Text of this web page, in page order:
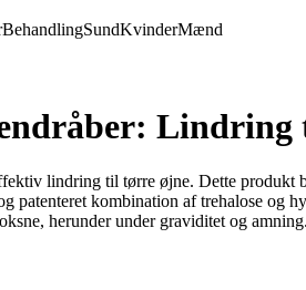
BehandlingSundKvinderMænd
Lindring
lindring til tørre øjne. Dette produkt
patenteret kombination af trehalose og
herunder under graviditet og amning.